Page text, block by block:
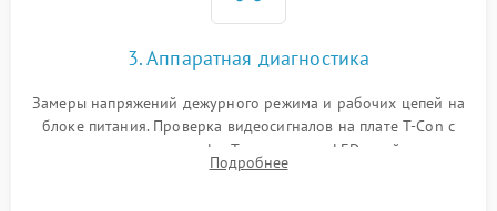
3. Аппаратная диагностика
Замеры напряжений дежурного режима и рабочих цепей на
блоке питания. Проверка видеосигналов на плате T-Con с
помощью осциллографа. Тестирование LED-драйвера и
светодиодных планок подсветки мультиметром.
Подробнее